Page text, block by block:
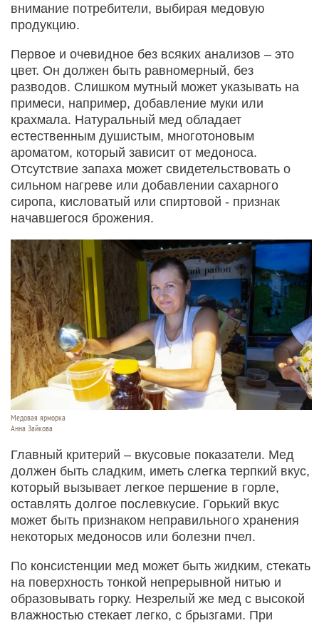
внимание потребители, выбирая медовую
продукцию.
Первое и очевидное без всяких анализов – это
цвет. Он должен быть равномерный, без
разводов. Слишком мутный может указывать на
примеси, например, добавление муки или
крахмала. Натуральный мед обладает
естественным душистым, многотоновым
ароматом, который зависит от медоноса.
Отсутствие запаха может свидетельствовать о
сильном нагреве или добавлении сахарного
сиропа, кисловатый или спиртовой - признак
начавшегося брожения.
Медовая ярморка
Анна Зайкова
Главный критерий – вкусовые показатели. Мед
должен быть сладким, иметь слегка терпкий вкус,
который вызывает легкое першение в горле,
оставлять долгое послевкусие. Горький вкус
может быть признаком неправильного хранения
некоторых медоносов или болезни пчел.
По консистенции мед может быть жидким, стекать
на поверхность тонкой непрерывной нитью и
образовывать горку. Незрелый же мед с высокой
влажностью стекает легко, с брызгами. При